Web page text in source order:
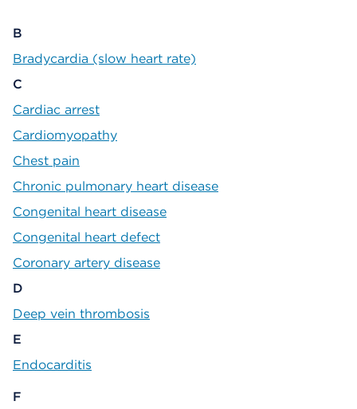
B
Bradycardia (slow heart rate)
C
Cardiac arrest
Cardiomyopathy
Chest pain
Chronic pulmonary heart disease
Congenital heart disease
Congenital heart defect
Coronary artery disease
D
Deep vein thrombosis
E
Endocarditis
F